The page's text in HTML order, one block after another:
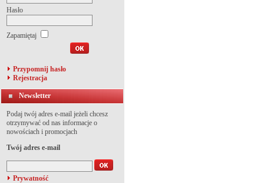
Hasło
Zapamiętaj
Przypomnij hasło
Rejestracja
Newsletter
Podaj twój adres e-mail jeżeli chcesz
otrzymywać od nas informacje o
nowościach i promocjach
Twój adres e-mail
Prywatność